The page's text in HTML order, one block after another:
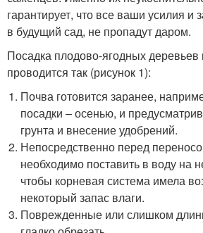
гарантирует, что все ваши усилия
в будущий сад, не пропадут даром.
Посадка плодово-ягодных деревьев
проводится так (рисунок 1):
Почва готовится заранее,
посадки – осенью, и
грунта и внесение удобрений.
Непосредственно перед
необходимо поставить в воду на
чтобы корневая система имела
некоторый запас влаги.
Поврежденные или слишком